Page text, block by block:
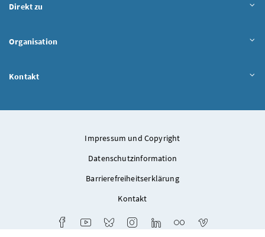
Direkt zu
Organisation
Kontakt
Impressum und Copyright
Datenschutzinformation
Barrierefreiheitserklärung
Kontakt
FacebookYoutube Bluesky InstagramLinkedIn Flickr